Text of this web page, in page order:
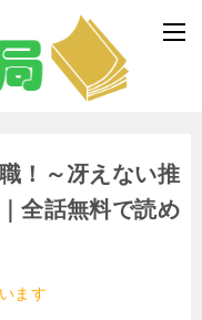
！～冴えない推
全話無料で読め
ます